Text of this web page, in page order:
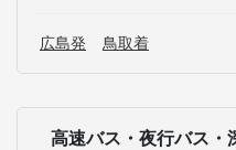
広島発 鳥取着
高速バス・夜行バス・